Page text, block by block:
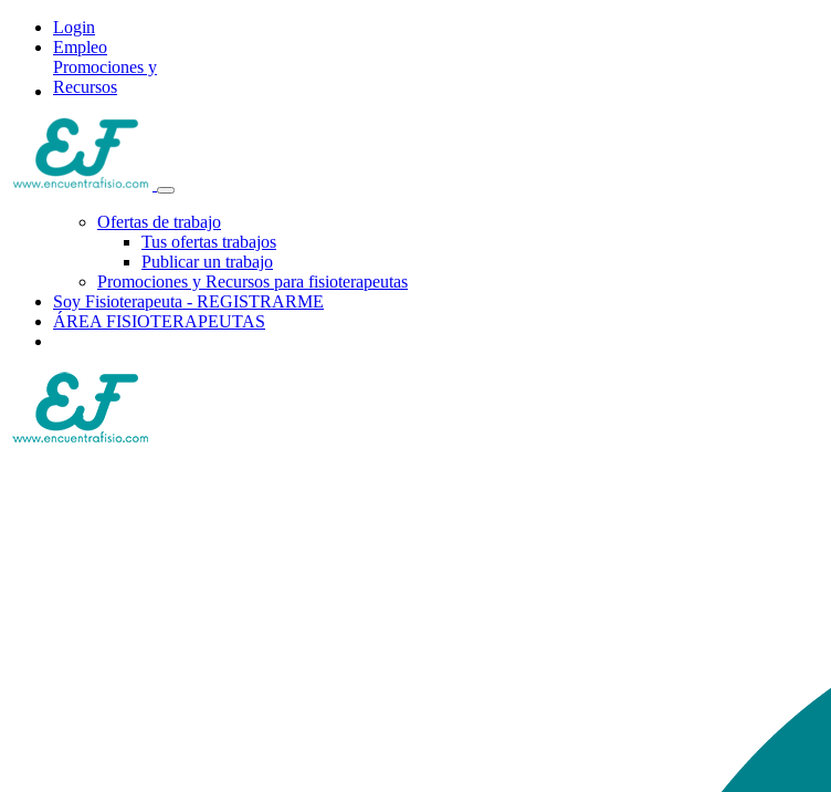
Login
Empleo
Promociones y
Recursos
Ofertas de trabajo
Tus ofertas trabajos
Publicar un trabajo
Promociones y Recursos para fisioterapeutas
Soy Fisioterapeuta - REGISTRARME
ÁREA FISIOTERAPEUTAS